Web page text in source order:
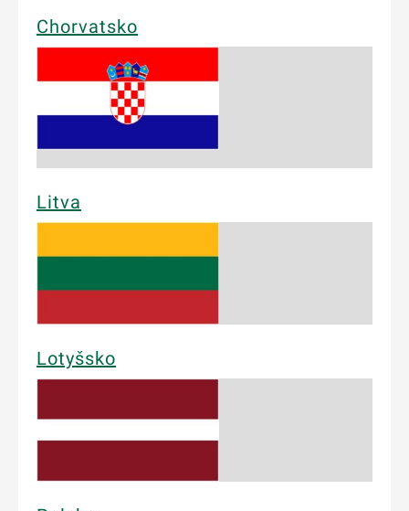
Chorvatsko
Litva
Lotyšsko